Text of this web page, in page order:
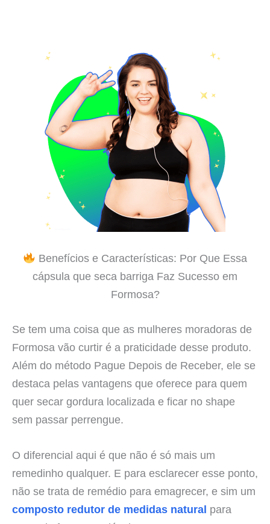
Benefícios e Características: Por Que Essa
cápsula que seca barriga Faz Sucesso em
Formosa?
Se tem uma coisa que as mulheres moradoras de
Formosa vão curtir é a praticidade desse produto.
Além do método Pague Depois de Receber, ele se
destaca pelas vantagens que oferece para quem
quer secar gordura localizada e ficar no shape
sem passar perrengue.
O diferencial aqui é que não é só mais um
remedinho qualquer. E para esclarecer esse ponto,
não se trata de remédio para emagrecer, e sim um
composto redutor de medidas natural para